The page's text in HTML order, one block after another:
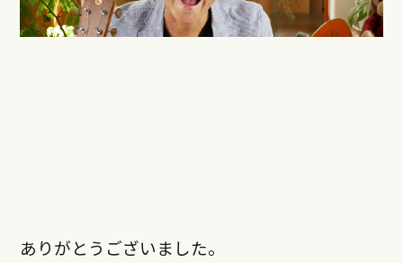
ありがとうございました。